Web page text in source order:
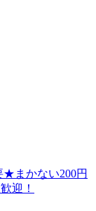
★まかない200円
迎！